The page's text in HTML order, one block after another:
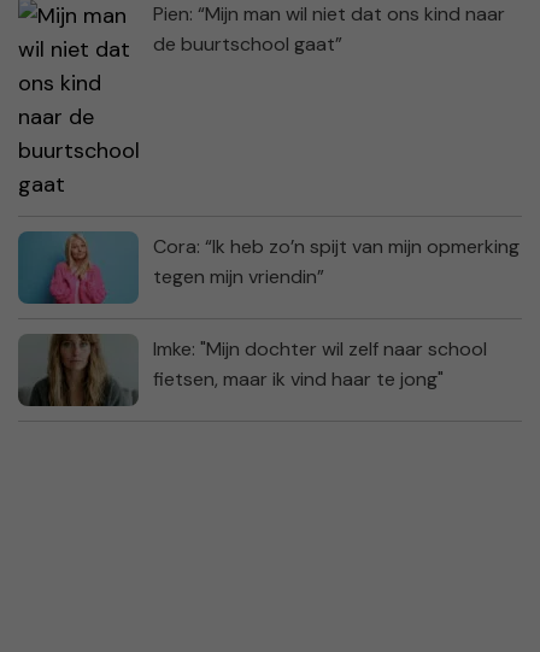
Pien: “Mijn man wil niet dat ons kind naar
de buurtschool gaat”
Cora: “Ik heb zo’n spijt van mijn opmerking
tegen mijn vriendin”
Imke: "Mijn dochter wil zelf naar school
fietsen, maar ik vind haar te jong"